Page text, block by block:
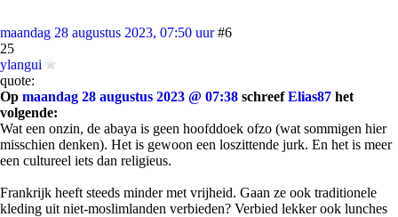
maandag 28 augustus 2023, 07:50 uur #6
25
ylangui
quote:
Op maandag 28 augustus 2023 @ 07:38 schreefElias87 het
volgende:
Wat een onzin, de abaya is geen hoofddoek ofzo (wat sommigen hier
misschien denken). Het is gewoon een loszittende jurk. En het is meer
een cultureel iets dan religieus.
Frankrijk heeft steeds minder met vrijheid. Gaan ze ook traditionele
kleding uit niet-moslimlanden verbieden? Verbied lekker ook lunches